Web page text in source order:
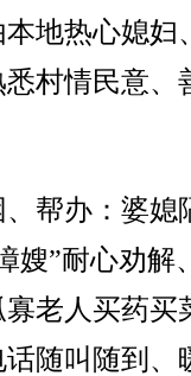
地热心媳妇
村情民意、
帮办：婆媳
嫂”耐心劝解
老人买药买
随叫随到、